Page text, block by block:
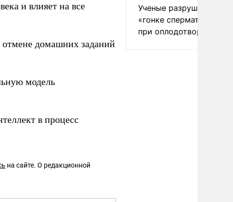
и влияет на все
отмене домашних заданий
модель
в процесс
на сайте. О редакционной
Ученые разрушили миф
«гонке
при оплодотворении